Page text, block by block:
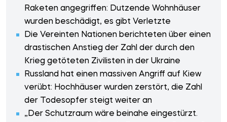
Raketen angegriffen: Dutzende Wohnhäuser
wurden beschädigt, es gibt Verletzte
Die Vereinten Nationen berichteten über einen
drastischen Anstieg der Zahl der durch den
Krieg getöteten Zivilisten in der Ukraine
Russland hat einen massiven Angriff auf Kiew
verübt: Hochhäuser wurden zerstört, die Zahl
der Todesopfer steigt weiter an
„Der Schutzraum wäre beinahe eingestürzt.